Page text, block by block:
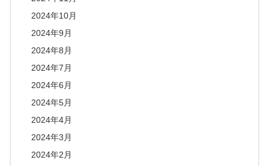
2024年10月
2024年9月
2024年8月
2024年7月
2024年6月
2024年5月
2024年4月
2024年3月
2024年2月